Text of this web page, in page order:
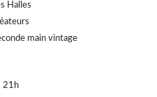
Halles
main vintage
21h